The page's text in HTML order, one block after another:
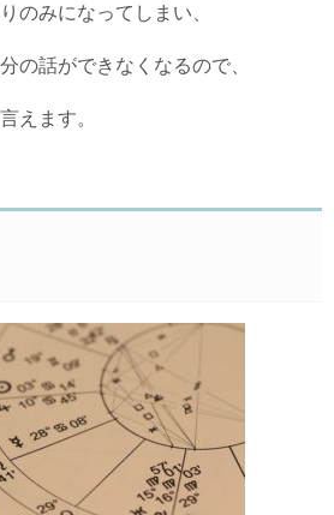
のみになってしまい、
の話ができなくなるので、
えます。